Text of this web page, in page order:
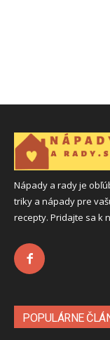
Nápady a rady je
triky a nápady pre
recepty. Pridajte sa k
POPULÁRNE